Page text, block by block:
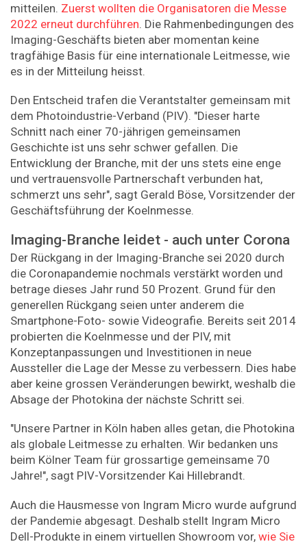
mitteilen. Zuerst wollten die Organisatoren die Messe
2022 erneut durchführen. Die Rahmenbedingungen des
Imaging-Geschäfts bieten aber momentan keine
tragfähige Basis für eine internationale Leitmesse, wie
es in der Mitteilung heisst.
Den Entscheid trafen die Verantstalter gemeinsam mit
dem Photoindustrie-Verband (PIV). "Dieser harte
Schnitt nach einer 70-jährigen gemeinsamen
Geschichte ist uns sehr schwer gefallen. Die
Entwicklung der Branche, mit der uns stets eine enge
und vertrauensvolle Partnerschaft verbunden hat,
schmerzt uns sehr", sagt Gerald Böse, Vorsitzender der
Geschäftsführung der Koelnmesse.
Imaging-Branche leidet - auch unter Corona
Der Rückgang in der Imaging-Branche sei 2020 durch
die Coronapandemie nochmals verstärkt worden und
betrage dieses Jahr rund 50 Prozent. Grund für den
generellen Rückgang seien unter anderem die
Smartphone-Foto- sowie Videografie. Bereits seit 2014
probierten die Koelnmesse und der PIV, mit
Konzeptanpassungen und Investitionen in neue
Aussteller die Lage der Messe zu verbessern. Dies habe
aber keine grossen Veränderungen bewirkt, weshalb die
Absage der Photokina der nächste Schritt sei.
"Unsere Partner in Köln haben alles getan, die Photokina
als globale Leitmesse zu erhalten. Wir bedanken uns
beim Kölner Team für grossartige gemeinsame 70
Jahre!", sagt PIV-Vorsitzender Kai Hillebrandt.
Auch die Hausmesse von Ingram Micro wurde aufgrund
der Pandemie abgesagt. Deshalb stellt Ingram Micro
Dell-Produkte in einem virtuellen Showroom vor, wie Sie